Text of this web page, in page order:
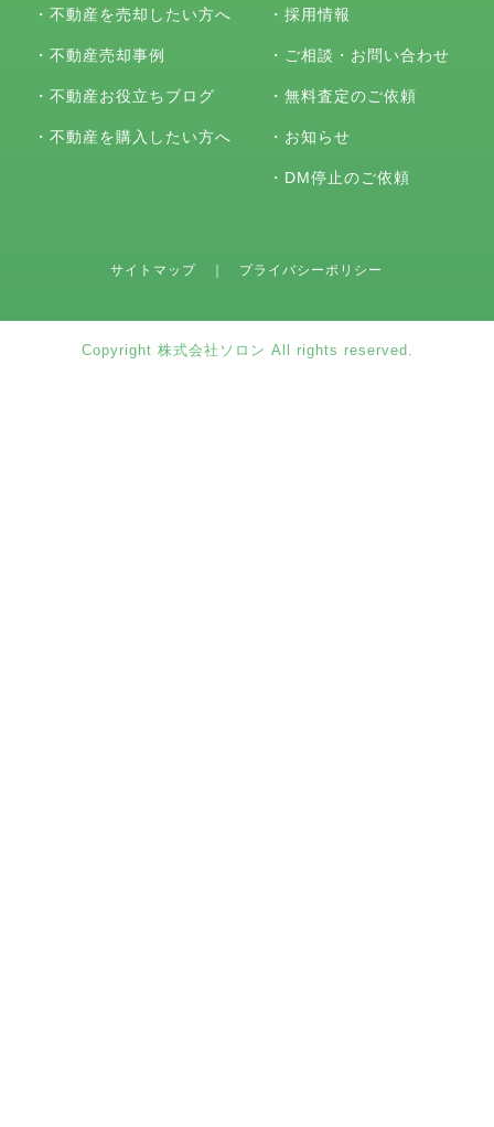
・不動産を売却したい方へ
・不動産売却事例
・不動産お役立ちブログ
・不動産を購入したい方へ
・採用情報
・ ご相談・お問い合わせ
・無料査定のご依頼
・ お知らせ
・ DM停止のご依頼
サイトマップ ｜ プライバシーポリシー
Copyright 株式会社ソロン All rights reserved.